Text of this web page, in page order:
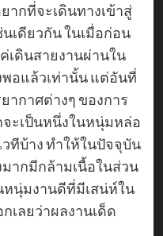
ากที่จะเดินทางเข้าสู่
เดียวกัน ในเมื่อก่อน
ค่เดินสายงานผ่านใน
พอแล้วเท่านั้น แต่อันที่
ากาศต่างๆ ของการ
ะเป็นหนึ่งในหนุ่มหล่อ
ทีบ้าง ทำให้ในปัจจุบัน
ากมีกล้ามเนื้อในส่วน
หนุ่มงานดีที่มีเสน่ห์ใน
เลยว่าผลงานเด็ด